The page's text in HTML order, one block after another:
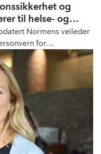
og
til helse- og
Normens veileder
for